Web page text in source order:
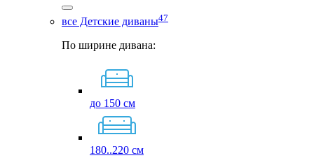
все Детские диваны47
По ширине дивана:
до 150 см
180..220 см